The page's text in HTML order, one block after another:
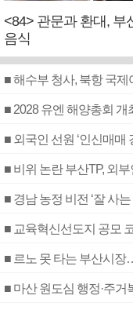
<84> 관문과 환대, 부
음식
■ 해수부 청사, 북항 국
■ 2028 유엔 해양총회 개
■ 외국인 선원 ‘인신매
■ 비위 논란 부산TP, 외
■ 경남 농정 비전 ‘잘 사
■ 교육혁신선도지 공모
■ 르노 못 타는 부산시
■ 마산 원도심 행정·주